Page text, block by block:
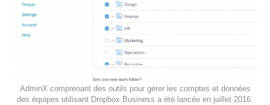
AdminX comprenant des outils pour gérer les comptes et données
des équipes utilisant Dropbox Business a été lancée en juillet 2016.